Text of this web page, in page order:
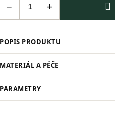
+
−
POPIS PRODUKTU
MATERIÁL A PÉČE
PARAMETRY